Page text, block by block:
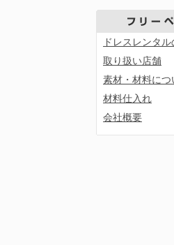
ドレスレンタ
取り扱い店舗
素材・材料につ
材料仕入れ
会社概要